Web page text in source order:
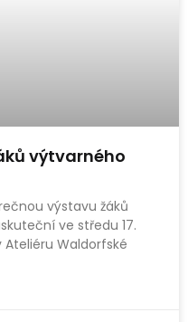
výtvarného
výstavu žáků
ve středu 17.
Ateliéru Waldorfské